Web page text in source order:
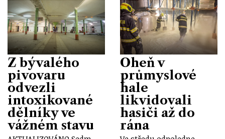
Z bývalého
pivovaru
odvezli
intoxikované
dělníky ve
vážném stavu
Oheň v
průmyslové
hale
likvidovali
hasiči až do
rána